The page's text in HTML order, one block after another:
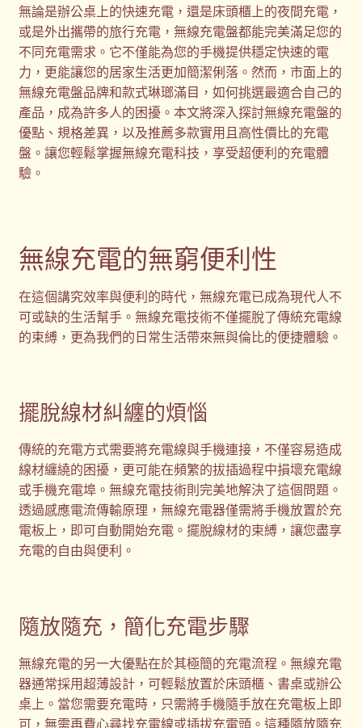
春酒禮品
禮品
禮品公司
紀念品
訂購須知
購物車
贈品
隱私權條款
無論是辦公桌上的快速充電，還是床頭櫃上的夜間充電，
或是外出攜帶的旅行充電，無線充電盤都能完美滿足您的
不同充電需求。它不僅能為您的手機提供穩定快速的電
力，更能讓您的居家生活更加簡潔俐落。然而，市面上的
無線充電盤品牌和款式琳瑯滿目，如何挑選最適合自己的
產品，成為許多人的困擾。本文將深入探討無線充電盤的
優點、規格差異，以及推薦多款實用且高性價比的充電
盤。讓您輕鬆掌握無線充電科技，享受超便利的充電體
驗。
無線充電的無窮便利性
在這個講究效率與便利的時代，無線充電已成為現代人不
可或缺的生活幫手。無線充電技術不僅擺脫了傳統充電線
的束縛，更為我們的日常生活帶來無與倫比的便捷體驗。
擺脫線材糾纏的煩惱
傳統的充電方式需要將充電線與手機連接，不僅容易造成
線材纏繞的困擾，更可能在頻繁的拔插過程中損壞充電線
或手機充電埠。無線充電技術則完美地解決了這個問題。
透過感應電流傳輸原理，無線充電器僅需將手機放置於充
電板上，即可自動開始充電。擺脫線材的束縛，讓您盡享
充電的自由與便利。
隨放隨充，簡化充電步驟
無線充電的另一大優點在於其極簡的充電流程。無線充電
器通常採用超薄設計，可輕鬆放置於床頭櫃、書桌或辦公
桌上。當您需要充電時，只需將手機隨手放在充電板上即
可，無需再費心尋找充電線或插拔充電頭。這種隨放隨充